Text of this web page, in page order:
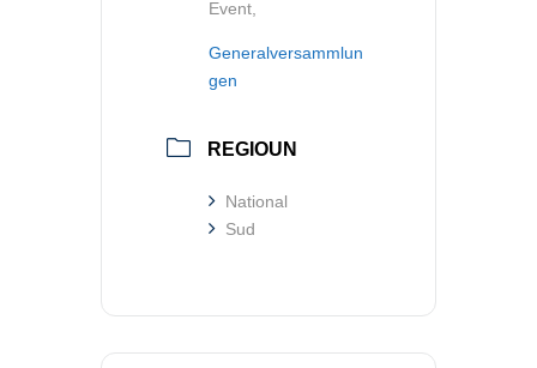
Event,
Generalversammlun
gen
REGIOUN
National
Sud